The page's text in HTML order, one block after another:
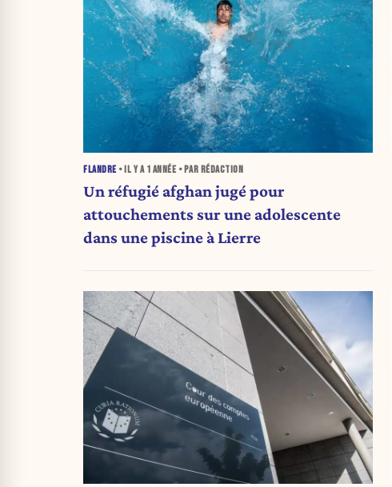
FLANDRE • IL Y A 1 ANNÉE • PAR RÉDACTION
Un réfugié afghan jugé pour
attouchements sur une adolescente
dans une piscine à Lierre